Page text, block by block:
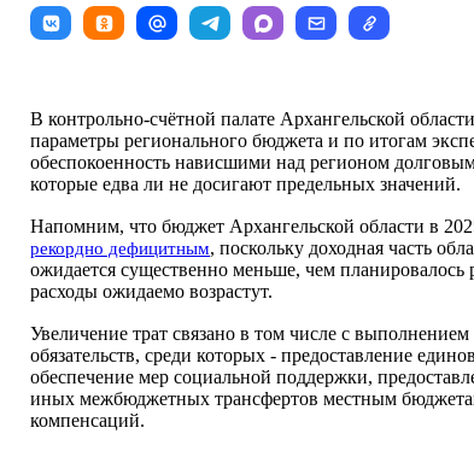
В контрольно-счётной палате Архангельской
параметры регионального бюджета и по итогам
обеспокоенность нависшими над регионом
которые едва ли не досигают предельных значений.
Напомним, что бюджет Архангельской области в
рекордно дефицитным, поскольку доходная часть
ожидается существенно меньше, чем планировалось
расходы ожидаемо возрастут.
Увеличение трат связано в том числе с
обязательств, среди которых - предоставление
обеспечение мер социальной поддержки,
иных межбюджетных трансфертов местным
компенсаций.